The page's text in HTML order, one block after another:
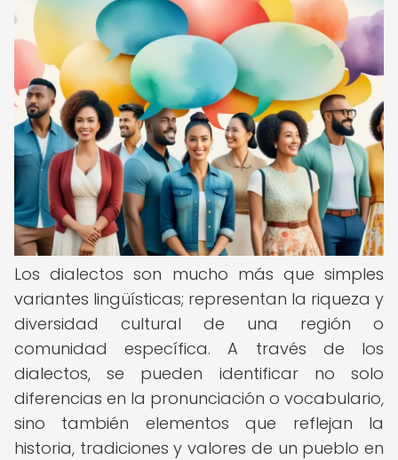
Los dialectos son mucho más que simples
variantes lingüísticas; representan la riqueza y
diversidad cultural de una región o
comunidad específica. A través de los
dialectos, se pueden identificar no solo
diferencias en la pronunciación o vocabulario,
sino también elementos que reflejan la
historia, tradiciones y valores de un pueblo en